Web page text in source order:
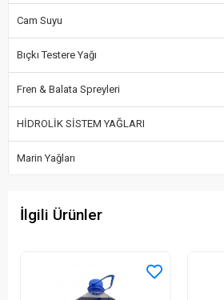
Cam Suyu
Bıçkı Testere Yağı
Fren & Balata Spreyleri
HİDROLİK SİSTEM YAĞLARI
Marin Yağları
İlgili Ürünler